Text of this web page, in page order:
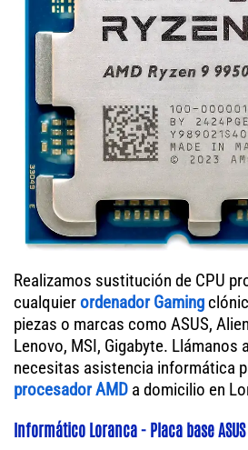
Realizamos sustitución de CPU
cualquierordenador Gaming
piezas o marcas como ASUS,
Lenovo, MSI, Gigabyte. Llámanos
necesitas asistencia informática
procesador AMD a domicilio en
Informático Loranca - Placa base ASUS